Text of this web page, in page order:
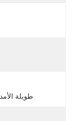
طويلة الأمد 100 درجة مئوية، قصيرة الأمد 150 درجة مئوية